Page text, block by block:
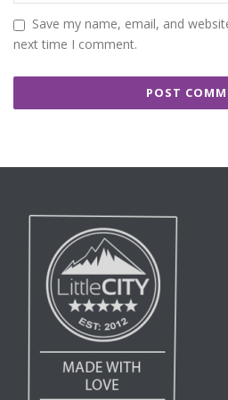
Save my name, email, and
next time I comment.